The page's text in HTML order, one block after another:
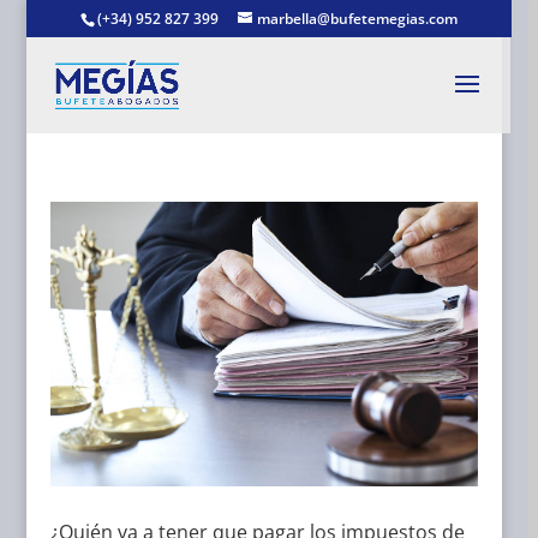
(+34) 952 827 399 marbella@bufetemegias.com
¿Quién va a tener que pagar los impuestos de